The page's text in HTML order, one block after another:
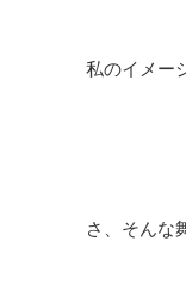
私のイメー
さ、そんな